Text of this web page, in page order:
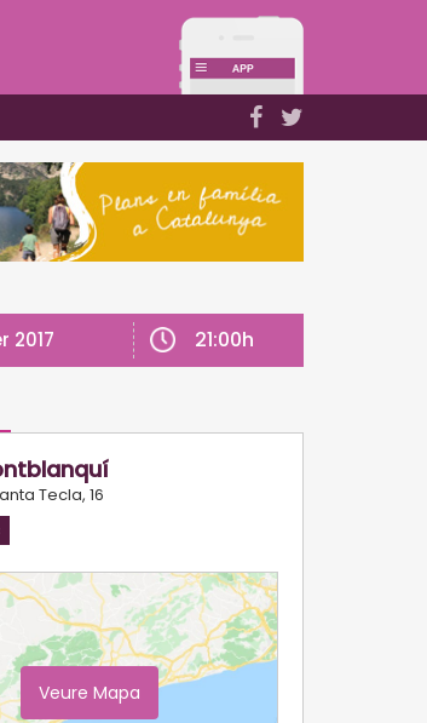
2017 21:00h
Tecla, 16
Veure Mapa